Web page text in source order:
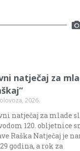
natječaj za
2026.
natječaj za mlade
120.
Raška Natječaj je
godina, a rok za